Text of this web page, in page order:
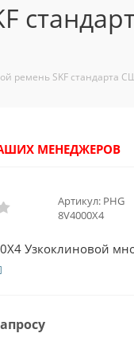
ремень SKF стандарта
МЕНЕДЖЕРОВ
Артикул: PHG
8V4000X4
Узкоклиновой